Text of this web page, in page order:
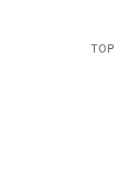
TOP